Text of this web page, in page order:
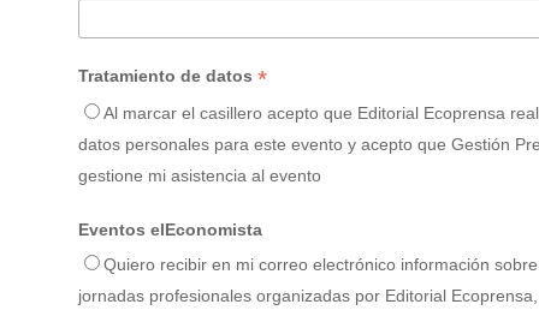
Tratamiento de datos *
Al marcar el casillero acepto que Editorial Ecoprensa
datos personales para este evento y acepto que Gestión
gestione mi asistencia al evento
Eventos elEconomista
Quiero recibir en mi correo electrónico información
jornadas profesionales organizadas por Editorial